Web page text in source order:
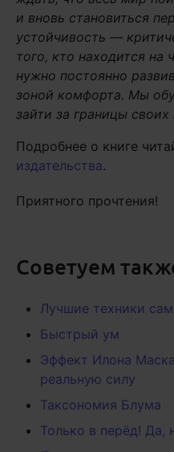
и вновь становиться
устойчивость —
того, кто находится на
нужно постоянно
зоной комфорта. Мы
зайти за границы
Подробнее о книге
издательства.
Приятного прочтения!
Советуем
Лучшие техники
Быстрый ум
Эффект Илона
реальную силу
Таксономия Блума
Только в перёд!